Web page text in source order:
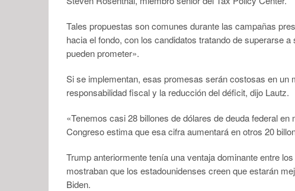
Tales propuestas son comunes durante las campañas
hacia el fondo, con los candidatos tratando de superarse
pueden prometer».
Si se implementan, esas promesas serán costosas en
responsabilidad fiscal y la reducción del déficit, dijo Lautz.
«Tenemos casi 28 billones de dólares de deuda federal
Congreso estima que esa cifra aumentará en otros 20
Trump anteriormente tenía una ventaja dominante entre
mostraban que los estadounidenses creen que estarán
Biden.